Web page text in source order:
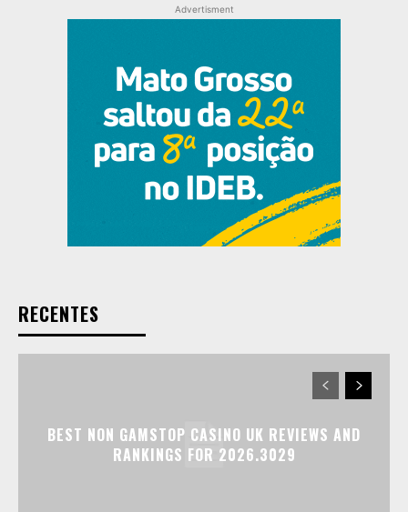
Advertisment
RECENTES
BEST NON GAMSTOP CASINO UK REVIEWS AND
RANKINGS FOR 2026.3029